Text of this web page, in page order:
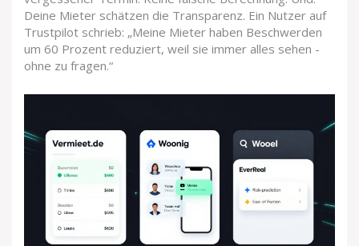
Deine Mieter schätzen die Transparenz. Ein Nutzer auf
Trustpilot schrieb: „Meine Mieter haben Beschwerden
um 60 Prozent reduziert, weil sie immer alles sehen -
ohne zu fragen.“